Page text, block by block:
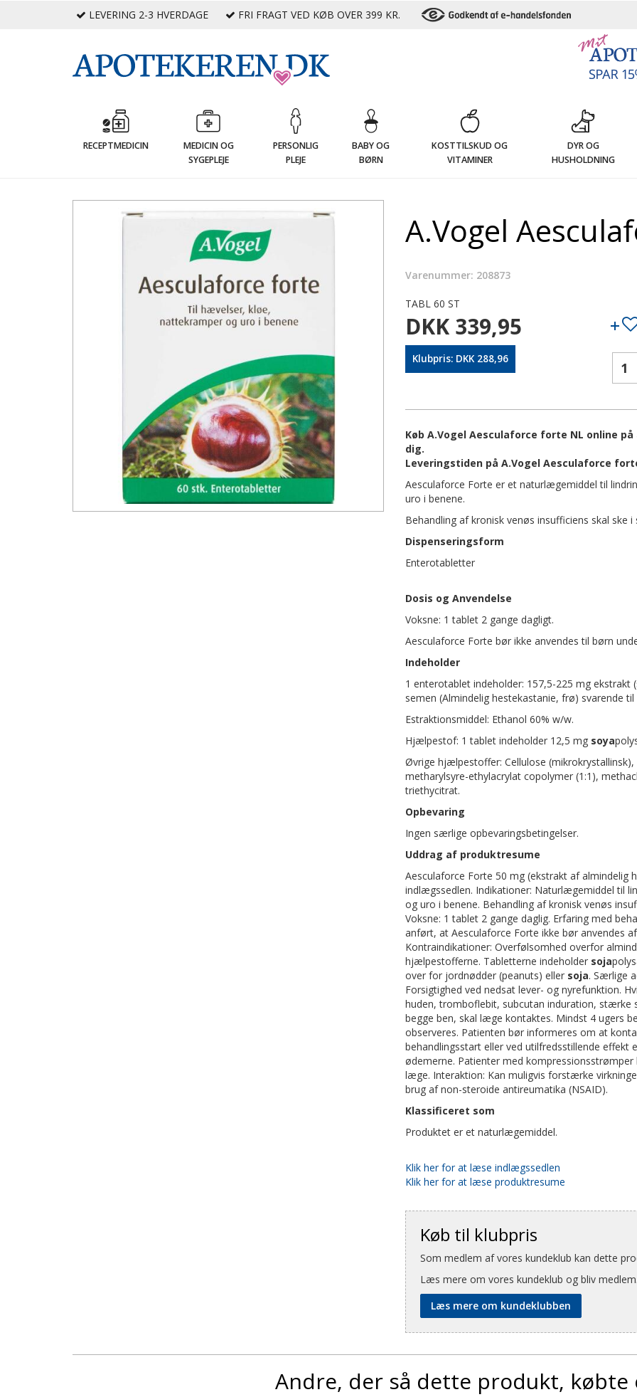
LEVERING 2-3 HVERDAGE FRI FRAGT VED KØB OVER 399 KR.
RECEPTMEDICIN
MEDICIN OG
SYGEPLEJE
PERSONLIG
PLEJE
BABY OG
BØRN
KOSTTILSKUD OG
VITAMINER
DYR OG
HUSHOLDNING
A.Vogel
Varenummer: 208873
TABL 60 ST
DKK 339,95
Klubpris: DKK 288,96
Køb A.Vogel Aesculaforce forte NL online
dig.
Leveringstiden på A.Vogel Aesculaforce
Aesculaforce Forte er et naturlægemiddel til
uro i benene.
Behandling af kronisk venøs insufficiens skal ske
Dispenseringsform
Enterotabletter
Dosis og Anvendelse
Voksne: 1 tablet 2 gange dagligt.
Aesculaforce Forte bør ikke anvendes til børn
Indeholder
1 enterotablet indeholder: 157,5-225 mg
semen (Almindelig hestekastanie, frø) svarende
Estraktionsmiddel: Ethanol 60% w/w.
Hjælpestof: 1 tablet indeholder 12,5 mg soya
Øvrige hjælpestoffer: Cellulose
metharylsyre-ethylacrylat copolymer (1:1),
triethycitrat.
Opbevaring
Ingen særlige opbevaringsbetingelser.
Uddrag af produktresume
Aesculaforce Forte 50 mg (ekstrakt af
indlægssedlen. Indikationer: Naturlægemiddel til
og uro i benene. Behandling af kronisk venøs
Voksne: 1 tablet 2 gange daglig. Erfaring med
anført, at Aesculaforce Forte ikke bør anvendes
Kontraindikationer: Overfølsomhed overfor
hjælpestofferne. Tabletterne indeholder soja
over for jordnødder (peanuts) eller soja. Særlige
Forsigtighed ved nedsat lever- og nyrefunktion.
huden, tromboflebit, subcutan induration, stærke
begge ben, skal læge kontaktes. Mindst 4 ugers
observeres. Patienten bør informeres om at
behandlingsstart eller ved utilfredsstillende effekt
ødemerne. Patienter med
læge. Interaktion: Kan muligvis forstærke
brug af non-steroide antireumatika (NSAID).
Klassificeret som
Produktet er et naturlægemiddel.
Klik her for at læse indlægssedlen
Klik her for at læse produktresume
Køb til klubpris
Som medlem af vores kundeklub kan dette
Læs mere om vores kundeklub og bliv medlem.
Læs mere om kundeklubben
Andre, der så dette produkt, købte